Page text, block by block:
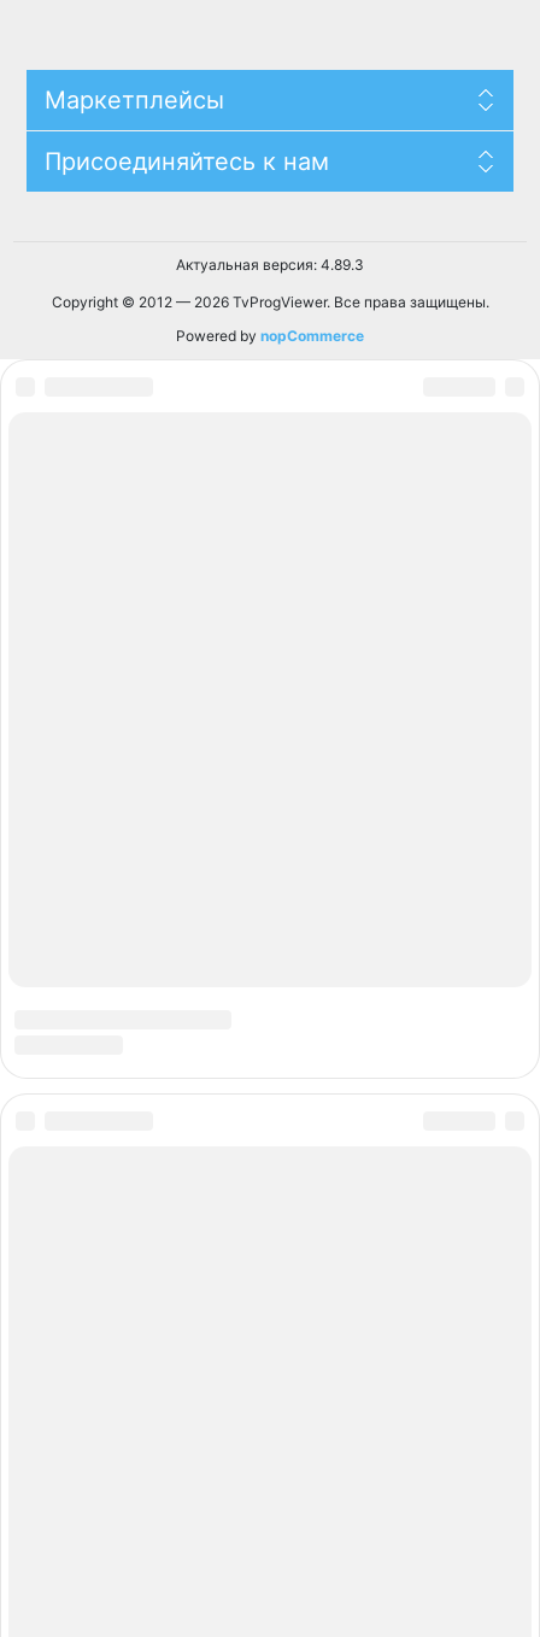
Маркетплейсы
Присоединяйтесь к нам
Актуальная версия: 4.89.3
Copyright © 2012 — 2026 TvProgViewer. Все права защищены.
Powered by nopCommerce